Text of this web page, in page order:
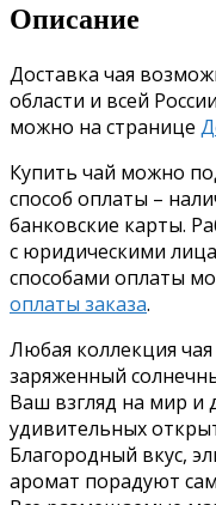
Описание
Доставка чая
области и всей
можно на странице
Купить чай можно
способ оплаты –
банковские карты.
с юридическими
способами оплаты
оплаты заказа.
Любая коллекция
заряженный
Ваш взгляд на мир и
удивительных
Благородный вкус,
аромат порадуют